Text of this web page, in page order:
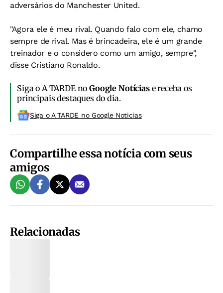
adversários do Manchester United.
"Agora ele é meu rival. Quando falo com ele, chamo
sempre de rival. Mas é brincadeira, ele é um grande
treinador e o considero como um amigo, sempre",
disse Cristiano Ronaldo.
Siga o A TARDE noGoogle Notíciase receba os
principais destaques do dia.
Siga o A TARDE no Google Noticias
Compartilhe essa notícia com seus
amigos
Relacionadas